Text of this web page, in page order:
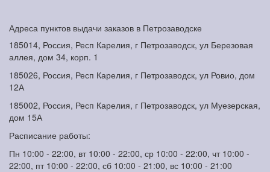
Адреса пунктов выдачи заказов в Петрозаводске
185014, Россия, Респ Карелия, г Петрозаводск, ул Березовая
аллея, дом 34, корп. 1
185026, Россия, Респ Карелия, г Петрозаводск, ул Ровио, дом
12А
185002, Россия, Респ Карелия, г Петрозаводск, ул Муезерская,
дом 15А
Расписание работы:
Пн 10:00 - 22:00, вт 10:00 - 22:00, ср 10:00 - 22:00, чт 10:00 -
22:00, пт 10:00 - 22:00, сб 10:00 - 21:00, вс 10:00 - 21:00